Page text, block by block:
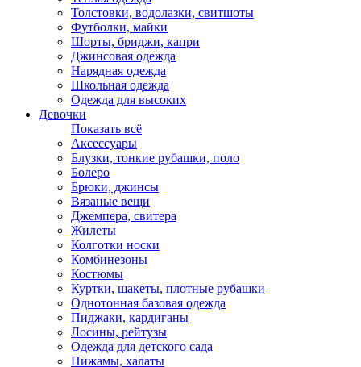
Толстовки, водолазки, свитшоты
Футболки, майки
Шорты, бриджи, капри
Джинсовая одежда
Нарядная одежда
Школьная одежда
Одежда для высоких
Девочки
Показать всё
Аксессуары
Блузки, тонкие рубашки, поло
Болеро
Брюки, джинсы
Вязаные вещи
Джемпера, свитера
Жилеты
Колготки носки
Комбинезоны
Костюмы
Куртки, шакеты, плотные рубашки
Однотонная базовая одежда
Пиджаки, кардиганы
Лосины, рейтузы
Одежда для детского сада
Пижамы, халаты